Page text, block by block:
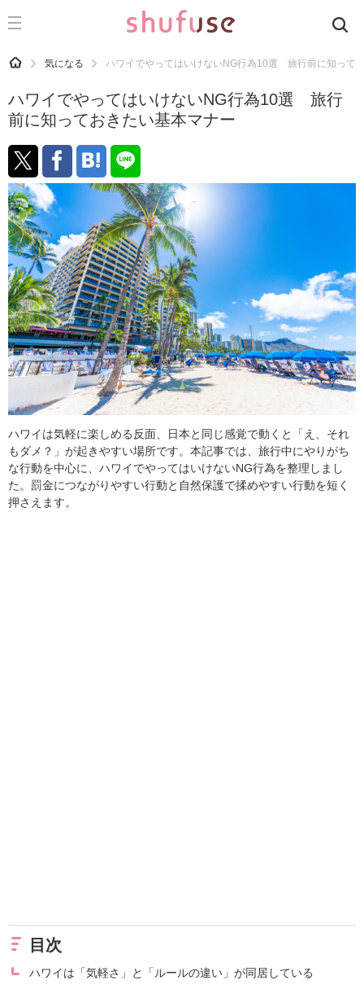
CATEGORY 記事カテゴリ
運気
洗濯
生活の知恵
お金
掃除
マナー
趣味
食材辞典
おすすめ
HOME 気になる ハワイでやってはいけないNG行為10選 旅行前に知って
ハワイでやってはいけないNG行為10選 旅行
前に知っておきたい基本マナー
ハワイは気軽に楽しめる反面、日本と同じ感覚で動くと「え、それ
もダメ？」が起きやすい場所です。本記事では、旅行中にやりがち
な行動を中心に、ハワイでやってはいけないNG行為を整理しまし
た。罰金につながりやすい行動と自然保護で揉めやすい行動を短く
押さえます。
目次
ハワイは「気軽さ」と「ルールの違い」が同居している